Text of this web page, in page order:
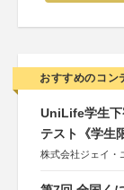
おすすめのコン
UniLife学生下
テスト《学生
株式会社ジェイ・